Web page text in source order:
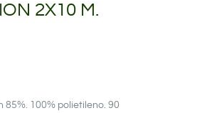
2X10 M.
85%. 100% polietileno. 90